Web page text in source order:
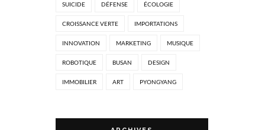
SUICIDE DÉFENSE ÉCOLOGIE
CROISSANCE VERTE IMPORTATIONS
INNOVATION MARKETING MUSIQUE
ROBOTIQUE BUSAN DESIGN
IMMOBILIER ART PYONGYANG